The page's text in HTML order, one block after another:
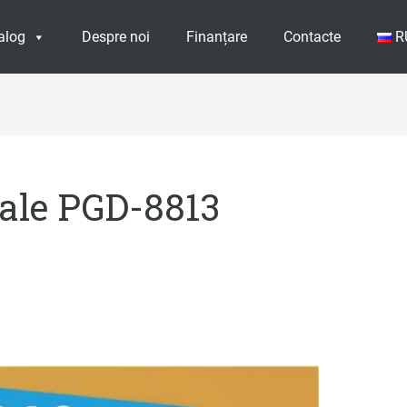
Despre noi Finanțare Contacte
PGD-8813